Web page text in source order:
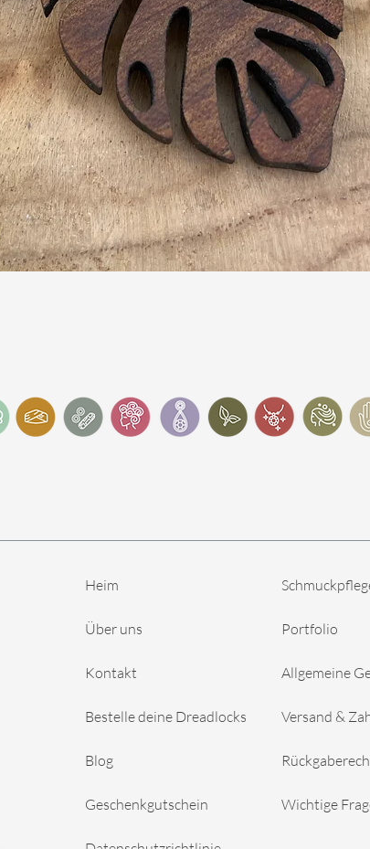
Heim
Über uns
Kontakt
Bestelle deine Dreadlocks
Blog
Geschenkgutschein
Portfolio
Allgemeine
Versand &
Wichtige